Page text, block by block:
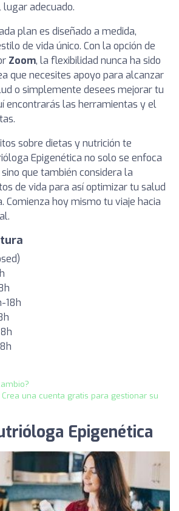
lugar adecuado.
plan es diseñado a medida,
de vida único. Con la opción de
Zoom, la flexibilidad nunca ha sido
que necesites apoyo para alcanzar
o simplemente desees mejorar tu
encontrarás las herramientas y el
sobre dietas y nutrición te
Epigenética no solo se enfoca
que también considera la
de vida para así optimizar tu salud
Comienza hoy mismo tu viaje hacia
18h
una cuenta gratis para gestionar su
Epigenética